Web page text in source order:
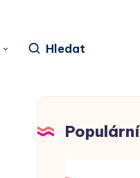
Hledat
Populární